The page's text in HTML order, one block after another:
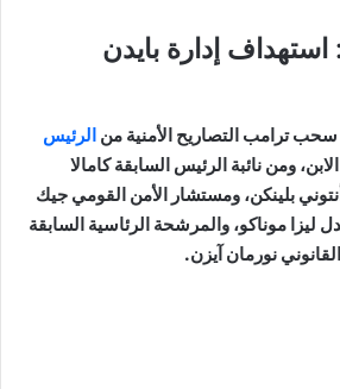
استهداف إدارة بايدن
ترامب التصاريح الأمنية من الرئيس
ومن نائبة الرئيس السابقة كامالا
بلينكن، ومستشار الأمن القومي جيك
ليزا موناكو، والمرشحة الرئاسية السابقة
نورمان آيزن.